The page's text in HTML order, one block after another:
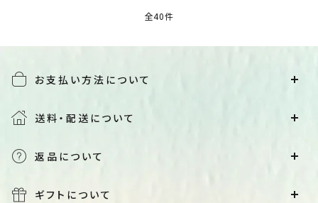
全40件
お支払い方法について
送料・配送について
返品について
ギフトについて